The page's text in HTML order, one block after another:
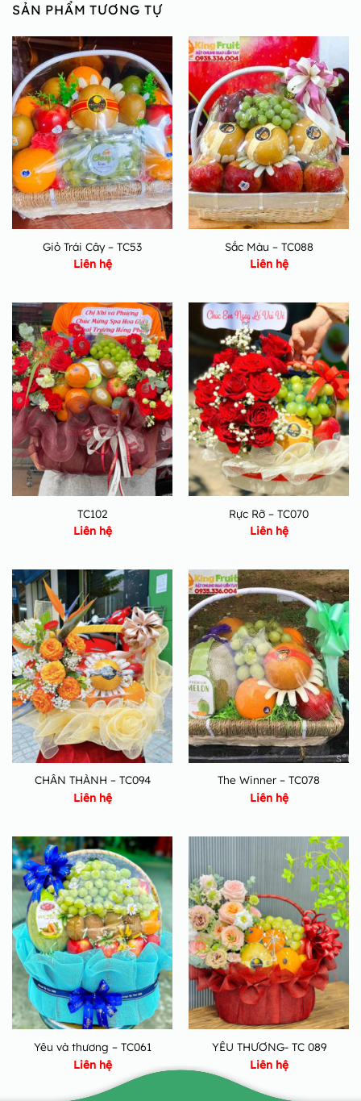
SẢN PHẨM TƯƠNG TỰ
Giỏ Trái Cây – TC53
Liên hệ
Sắc Màu – TC088
Liên hệ
TC102
Liên hệ
Rực Rỡ – TC070
Liên hệ
CHÂN THÀNH – TC094
Liên hệ
The Winner – TC078
Liên hệ
Yêu và thương – TC061
Liên hệ
YÊU THƯƠNG- TC 089
Liên hệ